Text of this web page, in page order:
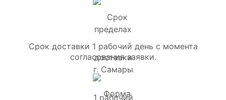
Срок доставки 1 рабочий день с момента
согласования заявки.